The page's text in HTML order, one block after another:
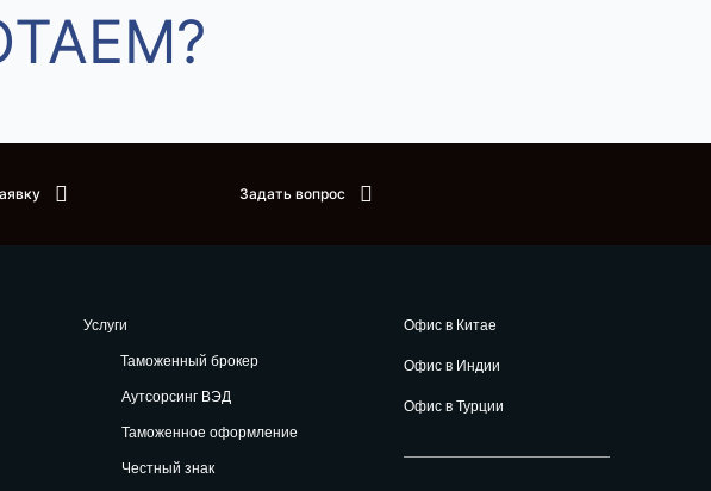
Задать вопрос
Услуги
Таможенный брокер
Аутсорсинг ВЭД
Таможенное оформление
Честный знак
Офис в Китае
Офис в Индии
Офис в Турции